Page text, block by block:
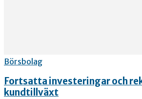
Börsbolag
Fortsatta investeringar och
kundtillväxt